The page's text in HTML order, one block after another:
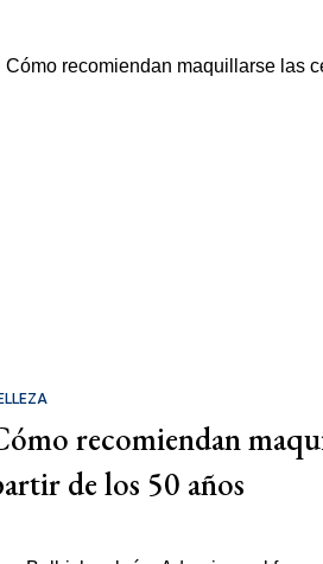
recomiendan
de los 50 años